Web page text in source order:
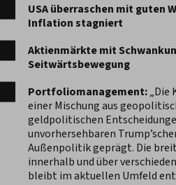
USA überraschen mit guten
Inflation stagniert
Aktienmärkte mit
Seitwärtsbewegung
Portfoliomanagement:„Die
einer Mischung aus
geldpolitischen
unvorhersehbaren
Außenpolitik geprägt. Die
innerhalb und über
bleibt im aktuellen Umfeld